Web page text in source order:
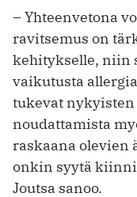
– Yhteenvetona
ravitsemus on
kehitykselle, niin
vaikutusta
tukevat
noudattamista
raskaana olevien
onkin syytä
Joutsa sanoo.